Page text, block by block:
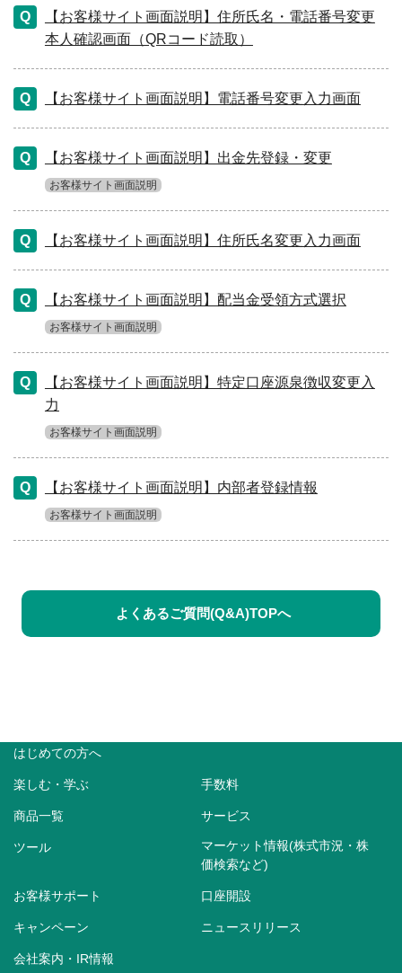
【お客様サイト画面説明】住所氏名・電話番号変更
本人確認画面（QRコード読取）
【お客様サイト画面説明】電話番号変更入力画面
【お客様サイト画面説明】出金先登録・変更
お客様サイト画面説明
【お客様サイト画面説明】住所氏名変更入力画面
【お客様サイト画面説明】配当金受領方式選択
お客様サイト画面説明
【お客様サイト画面説明】特定口座源泉徴収変更入
力
お客様サイト画面説明
【お客様サイト画面説明】内部者登録情報
お客様サイト画面説明
よくあるご質問(Q&A)TOPへ
はじめての方へ
楽しむ・学ぶ 手数料
商品一覧 サービス
ツール
マーケット情報(株式市況・株
価検索など)
お客様サポート 口座開設
キャンペーン ニュースリリース
会社案内・IR情報